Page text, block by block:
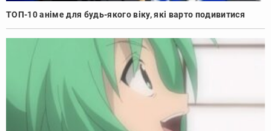
ТОП-10 аніме для будь-якого віку, які варто подивитися